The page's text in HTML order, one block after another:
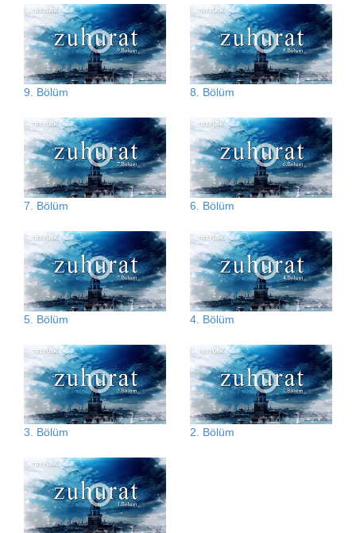
9. Bölüm 8. Bölüm
7. Bölüm 6. Bölüm
5. Bölüm 4. Bölüm
3. Bölüm 2. Bölüm